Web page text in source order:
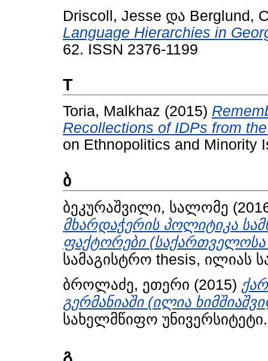
Driscoll, Jesse და Berglund,
Language Hierarchies in
62. ISSN 2376-1199
T
Toria, Malkhaz (2015)
Recollections of IDPs from
on Ethnopolitics and Minority
ბ
ბეკურაშვილი, სალომე
მხარდაჭერის პოლიტიკა
ფაქტორები (საქართველოსა
სამაგისტრო thesis, ილიას
ბროლაძე, ეთერი (2015)
გერმანიაში (ილია
სახელმწიფო უნივერსიტეტი.
გ